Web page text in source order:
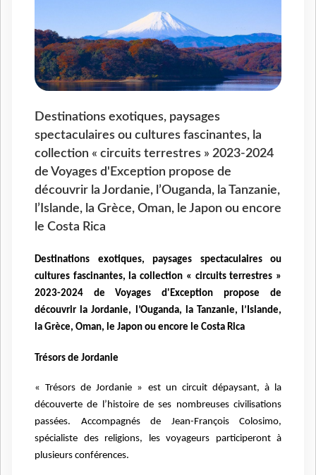
Destinations exotiques, paysages
spectaculaires ou cultures fascinantes, la
collection « circuits terrestres » 2023-2024
de Voyages d'Exception propose de
découvrir la Jordanie, l’Ouganda, la Tanzanie,
l’Islande, la Grèce, Oman, le Japon ou encore
le Costa Rica
Destinations exotiques, paysages spectaculaires ou
cultures fascinantes, la collection « circuits terrestres »
2023-2024 de Voyages d'Exception
propose de
découvrir la Jordanie, l’Ouganda, la Tanzanie, l’Islande,
la Grèce, Oman, le Japon ou encore le Costa Rica
Trésors de Jordanie
« Trésors de Jordanie » est un circuit dépaysant, à la
découverte de l’histoire de ses nombreuses civilisations
passées. Accompagnés de Jean-François Colosimo,
spécialiste des religions, les voyageurs participerontà
plusieurs conférences.